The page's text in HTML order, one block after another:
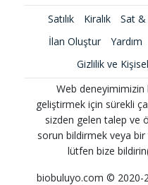
Satılık Kiralık Sat &
İlan Oluştur
Yardım
Gizlilik ve
Web deneyimimizin
geliştirmek için sürekli
sizden gelen talep ve
sorun bildirmek veya
lütfen bize
biobuluyo.com © 2020-